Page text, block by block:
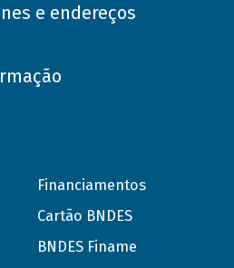
e endereços
Financiamentos
Cartão BNDES
BNDES Finame